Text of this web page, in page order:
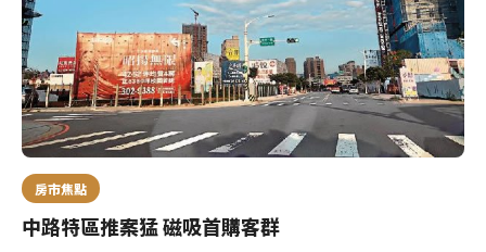
房市焦點
中路特區推案猛 磁吸首購客群